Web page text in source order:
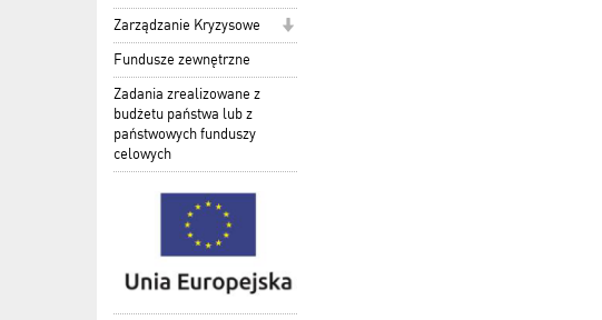
Zarządzanie Kryzysowe
Fundusze zewnętrzne
Zadania zrealizowane z
budżetu państwa lub z
państwowych funduszy
celowych